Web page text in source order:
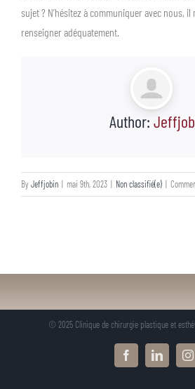
sujet ? N’hésitez à communiquer avec nous,
renseigner adéquatement.
Author:
ByJeffjobin | mai 9th, 2023 | Non classifié(e) |
© 2025 Clinique de chirurgie plastique et
FacebookLinkedIn